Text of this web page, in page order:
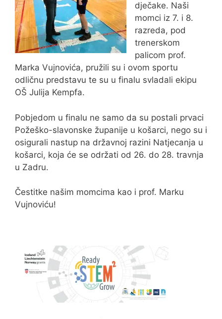
dječake. Naši
momci iz 7. i 8.
razreda, pod
trenerskom
palicom prof.
Marka Vujnovića, pružili su i ovom sportu
odličnu predstavu te su u finalu svladali ekipu
OŠ Julija Kempfa.
Pobjedom u finalu ne samo da su postali prvaci
Požeško-slavonske županije u košarci, nego su i
osigurali nastup na državnoj razini Natjecanja u
košarci, koja će se održati od 26. do 28. travnja
u Zadru.
Čestitke našim momcima kao i prof. Marku
Vujnoviću!